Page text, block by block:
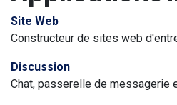
Site Web
Constructeur de sites web
Discussion
Chat, passerelle de messagerie